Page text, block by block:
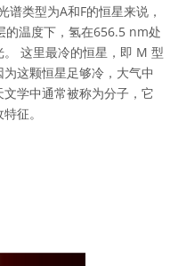
类型为A和F的恒星来说，
的温度下，氢在656.5 nm处
这里最冷的恒星，即 M 型
这颗恒星足够冷，大气中
学中通常被称为分子，它
征。
协议 署名 4.0 国际 (CC BY